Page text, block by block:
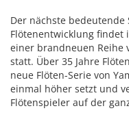
Der nächste
Flötenentwicklung findet
einer brandneuen Reihe
statt. Über 35 Jahre
neue Flöten-Serie von
einmal höher setzt und
Flötenspieler auf der